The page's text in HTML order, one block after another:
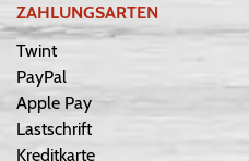
ZAHLUNGSARTEN
Twint
PayPal
Apple Pay
Lastschrift
Kreditkarte